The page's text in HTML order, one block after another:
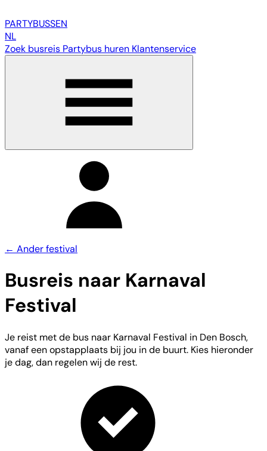
PARTYBUSSEN
NL
Zoek busreis Partybus huren Klantenservice
← Ander festival
Busreis naar Karnaval
Festival
Je reist met de bus naar Karnaval Festival in Den Bosch,
vanaf een opstapplaats bij jou in de buurt. Kies hieronder
je dag, dan regelen wij de rest.